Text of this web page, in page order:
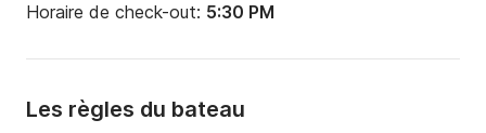
Horaire de check-out: 5:30 PM
Les règles du bateau